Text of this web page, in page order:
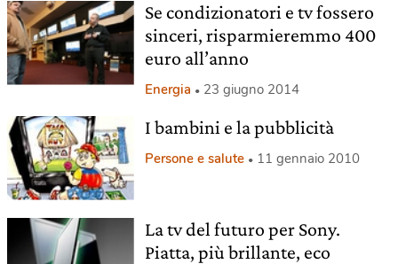
Se condizionatori e tv fossero
sinceri, risparmieremmo 400
euro all’anno
Energia 23 giugno 2014
I bambini e la pubblicità
Persone e salute 11 gennaio 2010
La tv del futuro per Sony.
Piatta, più brillante, eco